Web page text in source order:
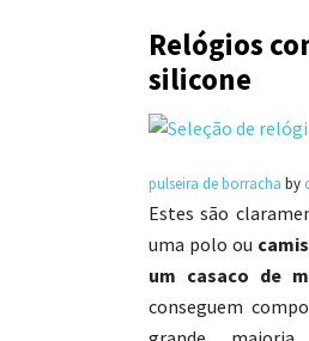
Relógios
silicone
pulseira de borracha by
Estes são
uma polo ou
um casaco de
conseguem